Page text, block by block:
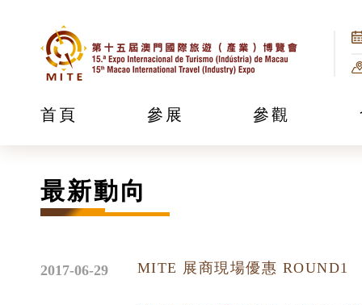
首頁 參展 參觀
最新動向
2017-06-29 MITE 展商現場優惠 ROUND1